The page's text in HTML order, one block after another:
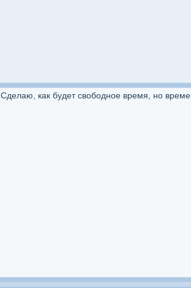
Сделаю, как будет свободное время, но